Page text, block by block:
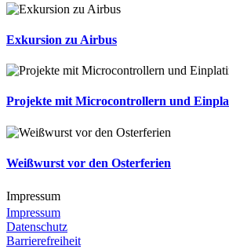
Exkursion zu Airbus
Projekte mit Microcontrollern und
Weißwurst vor den Osterferien
Impressum
Impressum
Datenschutz
Barrierefreiheit